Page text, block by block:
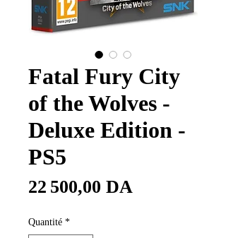
Fatal Fury City
of the Wolves -
Deluxe Edition -
PS5
22 500,00 DA
Quantité *